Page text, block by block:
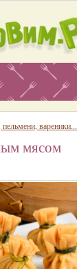
пельмени, вареники...
мясом